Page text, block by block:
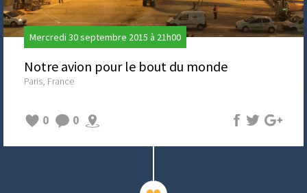
Mercredi 30 septembre 2015 à 21h00
Notre avion pour le bout du monde
Paris, France
0 0